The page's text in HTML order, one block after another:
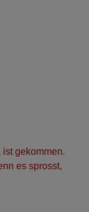
gekommen.
es sprosst,